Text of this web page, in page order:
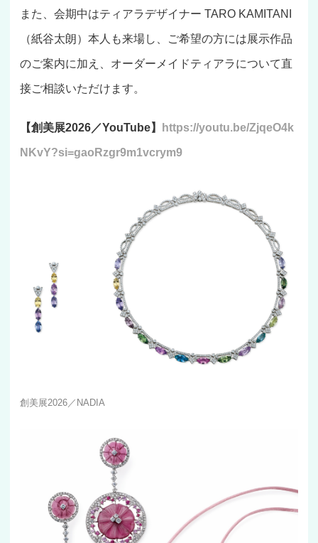
また、会期中はティアラデザイナー TARO KAMITANI
（紙谷太朗）本人も来場し、ご希望の方には展示作品
のご案内に加え、オーダーメイドティアラについて直
接ご相談いただけます。
【創美展2026／YouTube】 https://youtu.be/ZjqeO4k
NKvY?si=gaoRzgr9m1vcrym9
創美展2026／NADIA